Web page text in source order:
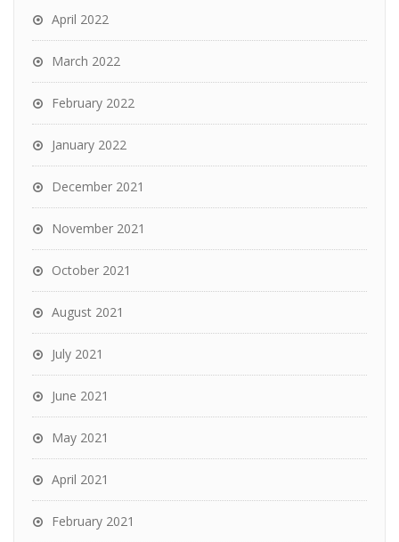
April 2022
March 2022
February 2022
January 2022
December 2021
November 2021
October 2021
August 2021
July 2021
June 2021
May 2021
April 2021
February 2021